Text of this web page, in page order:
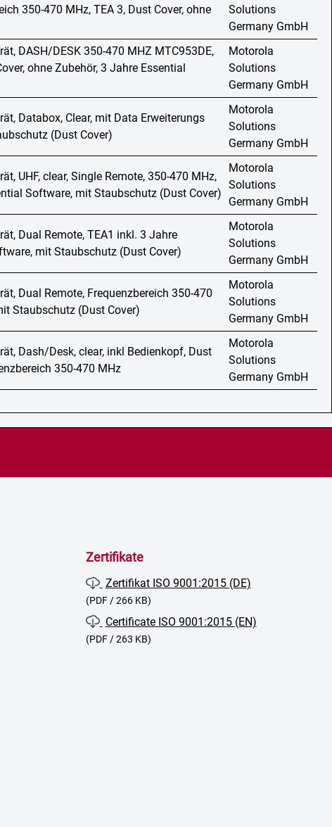
350-470 MHz, TEA 3, Dust Cover, ohne
Solutions
Germany GmbH
DASH/DESK 350-470 MHZ MTC953DE,
ohne Zubehör, 3 Jahre Essential
Motorola
Solutions
Germany GmbH
Databox, Clear, mit Data Erweiterungs
(Dust Cover)
Motorola
Solutions
Germany GmbH
UHF, clear, Single Remote, 350-470 MHz,
Software, mit Staubschutz (Dust Cover)
Motorola
Solutions
Germany GmbH
Dual Remote, TEA1 inkl. 3 Jahre
mit Staubschutz (Dust Cover)
Motorola
Solutions
Germany GmbH
Dual Remote, Frequenzbereich 350-470
Staubschutz (Dust Cover)
Motorola
Solutions
Germany GmbH
Dash/Desk, clear, inkl Bedienkopf, Dust
350-470 MHz
Motorola
Solutions
Germany GmbH
Zertifikate
Zertifikat ISO 9001:2015 (DE)
(PDF / 266 KB)
Certificate ISO 9001:2015 (EN)
(PDF / 263 KB)